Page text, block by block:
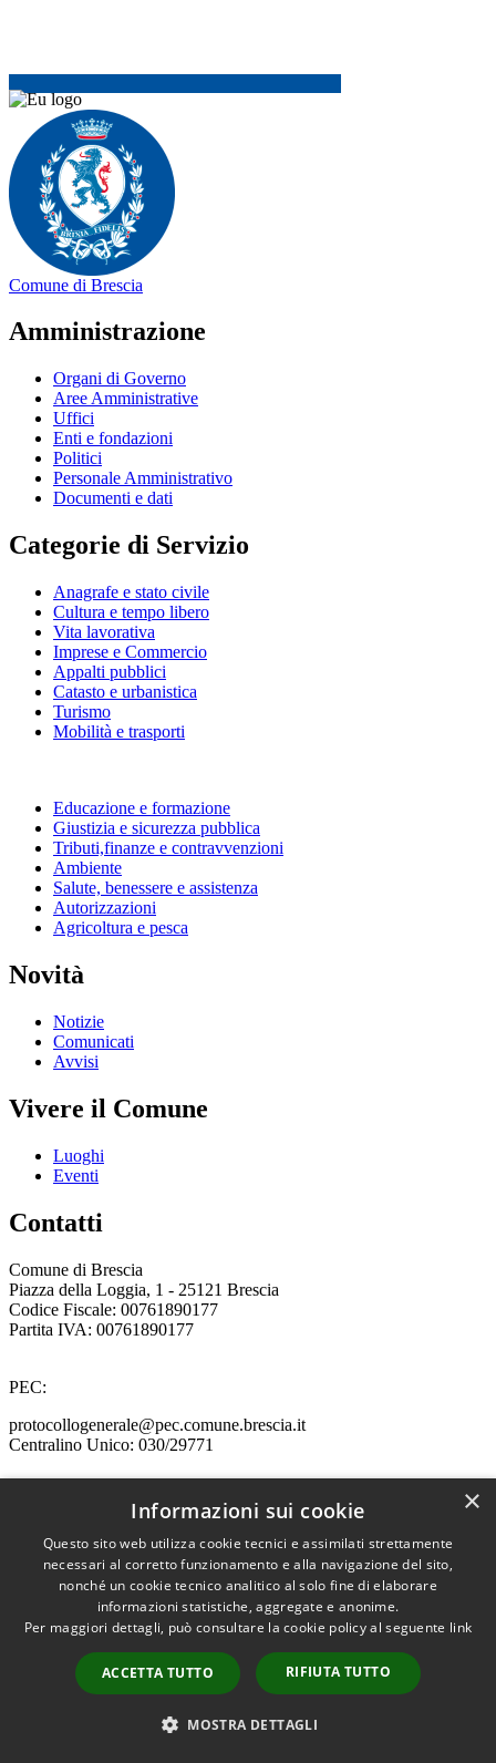
Comune di Brescia
Amministrazione
Organi di Governo
Aree Amministrative
Uffici
Enti e fondazioni
Politici
Personale Amministrativo
Documenti e dati
Categorie di Servizio
Anagrafe e stato civile
Cultura e tempo libero
Vita lavorativa
Imprese e Commercio
Appalti pubblici
Catasto e urbanistica
Turismo
Mobilità e trasporti
Educazione e formazione
Giustizia e sicurezza pubblica
Tributi,finanze e contravvenzioni
Ambiente
Salute, benessere e assistenza
Autorizzazioni
Agricoltura e pesca
Novità
Notizie
Comunicati
Avvisi
Vivere il Comune
Luoghi
Eventi
Contatti
Comune di Brescia
Piazza della Loggia, 1 - 25121 Brescia
Codice Fiscale: 00761890177
Partita IVA: 00761890177
PEC:
protocollogenerale@pec.comune.brescia.it
Centralino Unico: 030/29771
Prenotazione appuntamento
Segnalazione disservizio
Leggi le FAQ
Richiesta assistenza
Amministrazione trasparente
Informativa privacy
Note legali
Dichiarazione di accessibilità
Piano di miglioramento
×
Informazioni sui cookie
Questo sito web utilizza cookie tecnici e assimilati strettamente
necessari al corretto funzionamento e alla navigazione del sito,
nonché un cookie tecnico analitico al solo fine di elaborare
informazioni statistiche, aggregate e anonime.
Per maggiori dettagli, può consultare la cookie policy al seguente link
ACCETTA TUTTO RIFIUTA TUTTO
MOSTRA DETTAGLI